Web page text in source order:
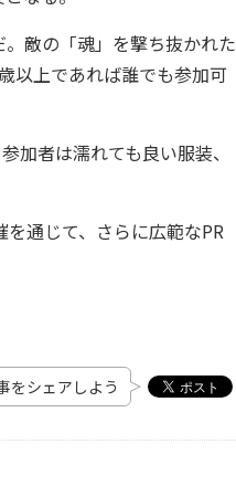
敵の「魂」を撃ち抜かれた
以上であれば誰でも参加可
者は濡れても良い服装、
通じて、さらに広範なPR
をシェアしよう